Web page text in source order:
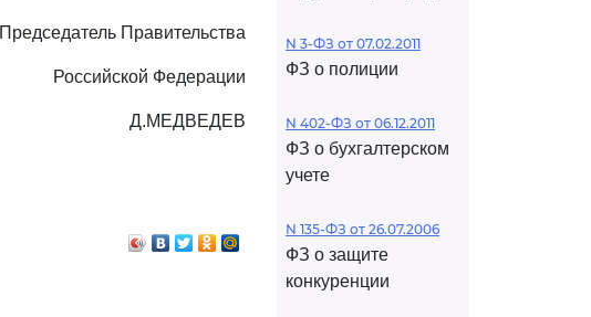
Председатель Правительства
Российской Федерации
Д.МЕДВЕДЕВ
N 3-ФЗ от 07.02.2011
ФЗ о полиции
N 402-ФЗ от 06.12.2011
ФЗ о бухгалтерском
учете
N 135-ФЗ от 26.07.2006
ФЗ о защите
конкуренции